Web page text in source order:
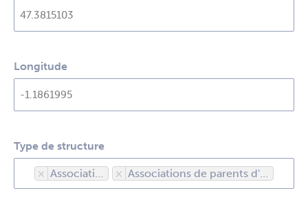
Longitude
Type de structure
× Associations × Associations de parents d'élèves